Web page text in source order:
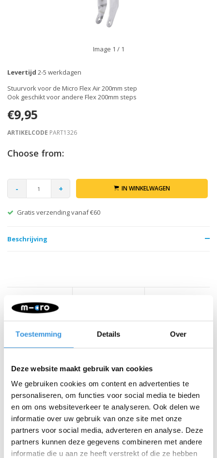
Toestemming Details Over
Deze website maakt gebruik van cookies
We gebruiken cookies om content en advertenties te
personaliseren, om functies voor social media te bieden
en om ons websiteverkeer te analyseren. Ook delen we
informatie over uw gebruik van onze site met onze
partners voor social media, adverteren en analyse. Deze
partners kunnen deze gegevens combineren met andere
informatie die u aan ze heeft verstrekt of die ze hebben
Image 1 / 1
Levertijd 2-5 werkdagen
Stuurvork voor de Micro Flex Air 200mm step
Ook geschikt voor andere Flex 200mm steps
€9,95
ARTIKELCODE PART1326
Choose from:
- + IN WINKELWAGEN
Gratis verzending vanaf €60
Beschrijving
Iets extra's erbij?